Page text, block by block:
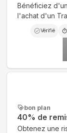
Bénéficiez
l'achat d'un
Vérifié
bon plan
40% de
Obtenez une